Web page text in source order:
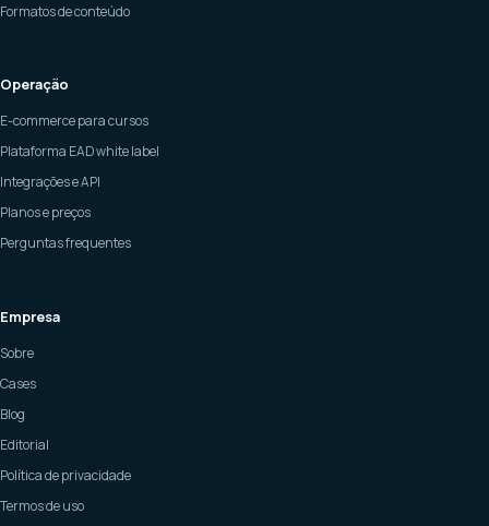
Formatos de conteúdo
Operação
E-commerce para cursos
Plataforma EAD white label
Integrações e API
Planos e preços
Perguntas frequentes
Empresa
Sobre
Cases
Blog
Editorial
Política de privacidade
Termos de uso